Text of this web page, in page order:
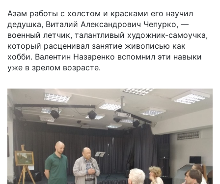
Азам работы с холстом и красками его научил
дедушка, Виталий Александрович Чепурко, —
военный летчик, талантливый художник-самоучка,
который расценивал занятие живописью как
хобби. Валентин Назаренко вспомнил эти навыки
уже в зрелом возрасте.